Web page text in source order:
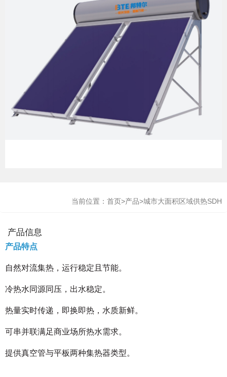
当前位置： 首页>产品>城市大面积区域供热SDH
产品信息
产品特点
自然对流集热，运行稳定且节能。
冷热水同源同压，出水稳定。
热量实时传递，即换即热，水质新鲜。
可串并联满足商业场所热水需求。
提供真空管与平板两种集热器类型。